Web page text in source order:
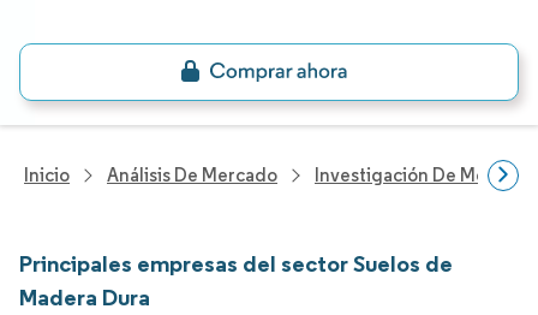
Inicio Análisis De Mercado Investigación De Mejoras
Principales empresas del sector Suelos de
Madera Dura